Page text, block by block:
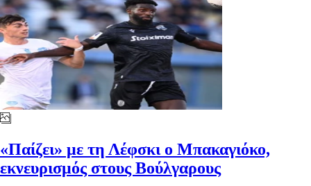
«Παίζει» με τη Λέφσκι ο Μπακαγιόκο,
εκνευρισμός στους Βούλγαρους